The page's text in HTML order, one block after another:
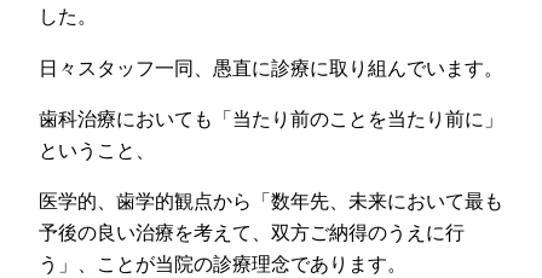
した。
日々スタッフ一同、愚直に診療に取り組んでいます。
歯科治療においても「当たり前のことを当たり前に」
ということ、
医学的、歯学的観点から「数年先、未来において最も
予後の良い治療を考えて、双方ご納得のうえに行
う」、ことが当院の診療理念であります。